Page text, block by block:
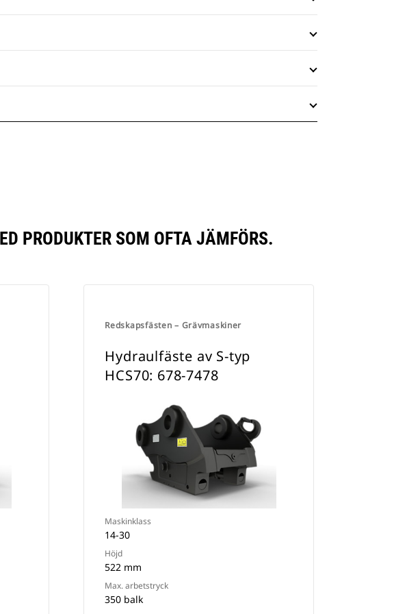
PRODUKTER SOM OFTA JÄMFÖRS.
Redskapsfästen – Grävmaskiner
Hydraulfäste av S-typ
HCS70: 678-7478
Maskinklass
14-30
Höjd
522 mm
Max. arbetstryck
350 balk